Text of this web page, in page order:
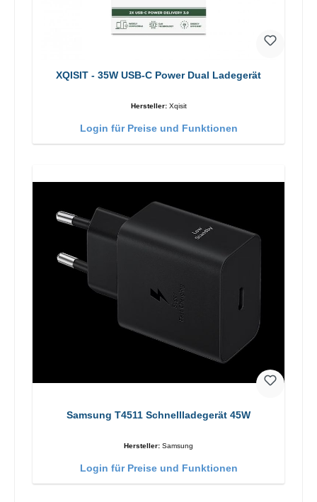
XQISIT - 35W USB-C Power Dual Ladegerät
Hersteller: Xqisit
Login für Preise und Funktionen
Samsung T4511 Schnellladegerät 45W
Hersteller: Samsung
Login für Preise und Funktionen